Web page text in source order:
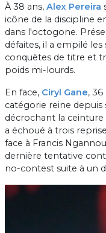
À 38 ans, Alex Pereira
icône de la discipline
dans l'octogone.
défaites, il a empilé
conquêtes de titre et
poids mi-lourds.
En face, Ciryl Gane,
catégorie reine depuis
décrochant la ceinture
a échoué à trois
face à Francis
dernière tentative
no-contest suite à un